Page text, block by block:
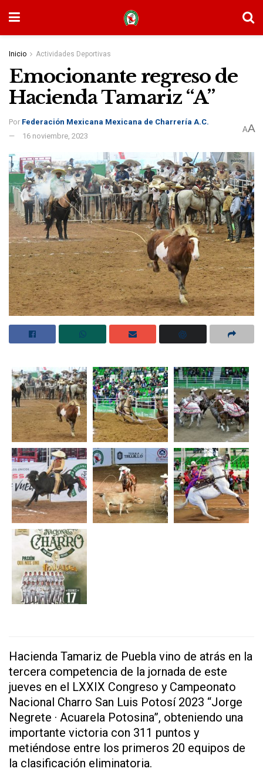
Inicio Actividades Deportivas
Emocionante regreso de
Hacienda Tamariz “A”
Por Federación Mexicana Mexicana de Charrería A.C.
16 noviembre, 2023
AA
Hacienda Tamariz de Puebla vino de atrás en la
tercera competencia de la jornada de este
jueves en el LXXIX Congreso y Campeonato
Nacional Charro San Luis Potosí 2023 “Jorge
Negrete · Acuarela Potosina”, obteniendo una
importante victoria con 311 puntos y
metiéndose entre los primeros 20 equipos de
la clasificación eliminatoria.